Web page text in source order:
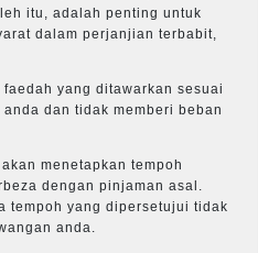
itu, adalah penting untuk
dalam perjanjian terbabit,
yang ditawarkan sesuai
dan tidak memberi beban
menetapkan tempoh
dengan pinjaman asal.
tempoh yang dipersetujui tidak
anda.